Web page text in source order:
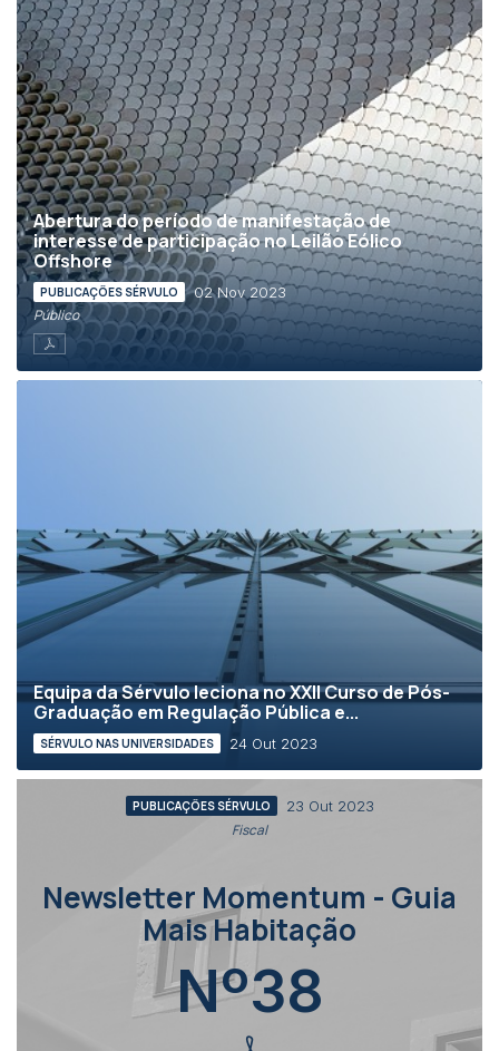
Abertura do período de manifestação de
interesse de participação no Leilão Eólico
Offshore
PUBLICAÇÕES SÉRVULO 02 Nov 2023
Público
Equipa da Sérvulo leciona no XXII Curso de Pós-
Graduação em Regulação Pública e...
SÉRVULO NAS UNIVERSIDADES 24 Out 2023
PUBLICAÇÕES SÉRVULO 23 Out 2023
Fiscal
Newsletter Momentum - Guia
Mais Habitação
Nº38